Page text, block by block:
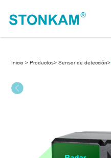
Inicio > Productos> Sensor de detección>